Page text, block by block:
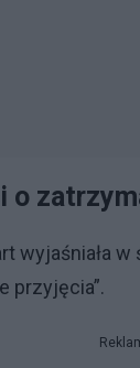
wyjaśniała
przyjęcia”.